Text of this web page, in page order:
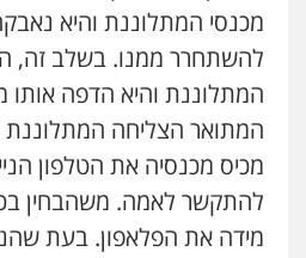
0544712201
עו"ד רונן בנדל
0524282442
כבריאן, מזר –
פלילי מעצרים
מכנסי המתלוננת והיא
להשתחרר ממנו. בשלב זה,
המתלוננת והיא הדפה
המתואר הצליחה המתלוננת
מכיס מכנסיה את הטלפון
להתקשר לאמה. משהבחין
מידה את הפלאפון. בעת